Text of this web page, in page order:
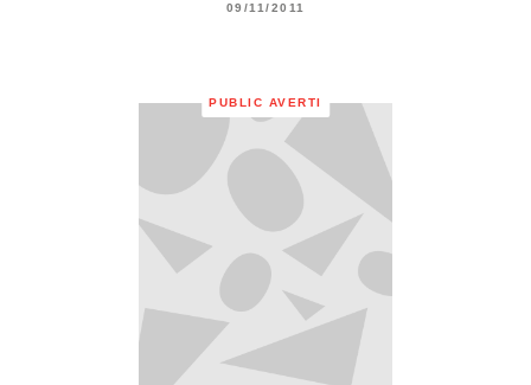
09/11/2011
PUBLIC AVERTI